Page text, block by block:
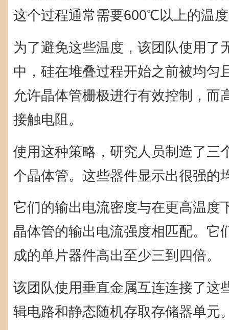
这个过程通常需要600℃以上的温
为了避免这些温度，该团队使用了
中，硅在堆叠过程开始之前被均匀
允许晶体管栅极进行有效控制，而
接触电阻。
使用这种策略，研究人员制造了三
个晶体管。这些器件显示出很强的
它们的输出电流密度与在更高温度
晶体管的输出电流强度相匹配。它
成的单片器件高出至少三到四倍。
该团队使用垂直金属互连连接了这
辑电路和静态随机存取存储器单元